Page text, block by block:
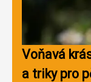
Voňavá
a triky pro